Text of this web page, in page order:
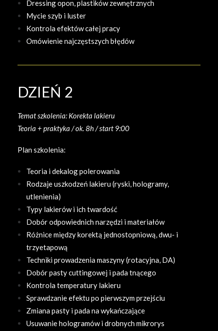
Dressing opon, plastików zewnętrznych
Mycie szyb i luster
Kontrola efektów całej pracy
Omówienie najczęstszych błędów
DZIEŃ 2
Temat szkolenia: Korekta lakieru
Teoria + praktyka / ok. 8h / start 9:00
Plan szkolenia:
Teoria i dekalog polerowania
Rodzaje uszkodzeń lakieru (ryski, hologramy,
utlenienia)
Typy lakierów i ich twardość
Dobór odpowiednich narzędzi i materiałów
Różnice między korektą jednostopniową, dwu- i
trzyetapową
Techniki prowadzenia maszyny (rotacyjna, DA)
Dobór pasty cuttingowej i pada tnącego
Kontrola temperatury lakieru
Sprawdzanie efektu po pierwszym przejściu
Zmiana pasty i pada na wykańczające
Usuwanie hologramów i drobnych mikrorys